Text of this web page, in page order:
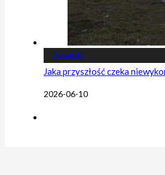
Poradniki
Jaka przyszłość czeka
2026-06-10